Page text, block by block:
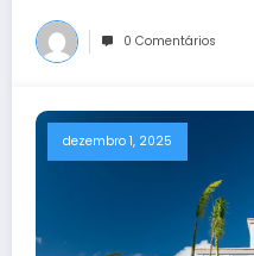
0 Comentários
dezembro 1, 2025